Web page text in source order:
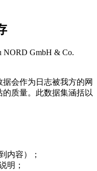
NORD GmbH & Co.
会作为日志被我方的网
质量。此数据集涵括以
内容）；
明；